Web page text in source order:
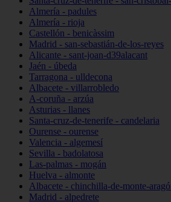
Almería - padules
Almería - rioja
Castellón - benicàssim
Madrid - san-sebastián-de-los-reyes
Alicante - sant-joan-d39alacant
Jaén - úbeda
Tarragona - ulldecona
Albacete - villarrobledo
A-coruña - arzúa
Asturias - llanes
Santa-cruz-de-tenerife - candelaria
Ourense - ourense
Valencia - algemesí
Sevilla - badolatosa
Las-palmas - mogán
Huelva - almonte
Albacete - chinchilla-de-monte-
Madrid - alpedrete